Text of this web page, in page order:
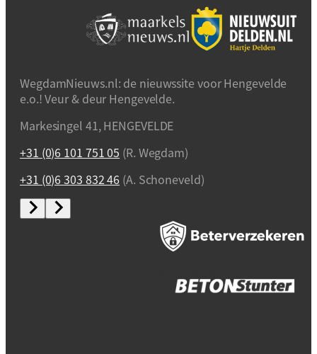
WegdamNieuws.nl: de nieuwssite voor Hengevelde
e.o.! Veur & deur Hengevelde.
Markesingel 41, HENGEVELDE
+31 (0)6 101 751 05 (R. Wegdam)
+31 (0)6 303 832 46 (A. Schoneveld)